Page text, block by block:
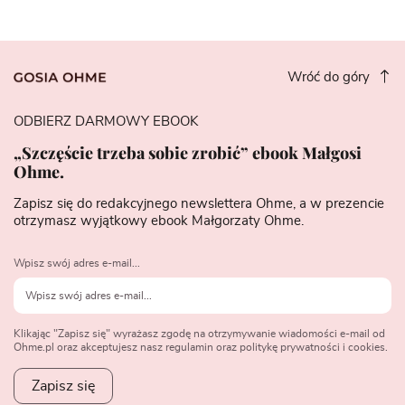
Wróć do góry
ODBIERZ DARMOWY EBOOK
„Szczęście trzeba sobie zrobić” ebook Małgosi
Ohme.
Zapisz się do redakcyjnego newslettera Ohme, a w prezencie
otrzymasz wyjątkowy ebook Małgorzaty Ohme.
Wpisz swój adres e-mail...
Klikając "Zapisz się" wyrażasz zgodę na otrzymywanie wiadomości e-mail od
Ohme.pl oraz akceptujesz nasz regulamin oraz politykę prywatności i cookies.
Zapisz się